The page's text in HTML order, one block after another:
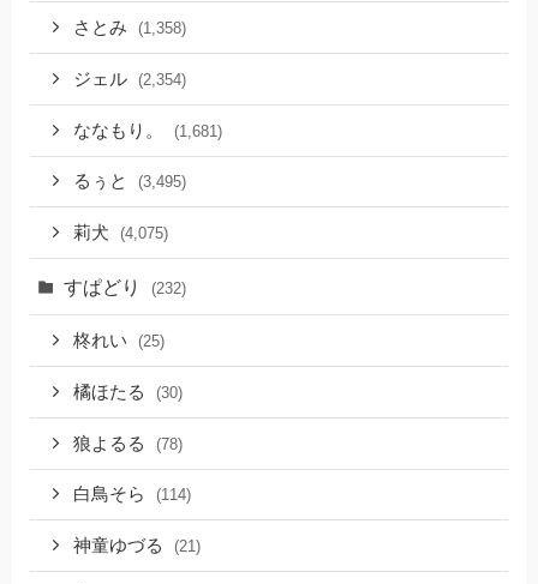
さとみ (1,358)
ジェル (2,354)
ななもり。 (1,681)
るぅと (3,495)
莉犬 (4,075)
すぱどり (232)
柊れい (25)
橘ほたる (30)
狼よるる (78)
白鳥そら (114)
神童ゆづる (21)